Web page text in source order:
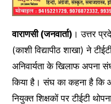
वाराणसी (जनवार्ता) । उत्तर
(काशी विद्यापीठ शाखा) ने
अनिवार्यता के खिलाफ अपना
किया है। संघ का कहना है कि
नियुक्त शिक्षकों पर टीईटी